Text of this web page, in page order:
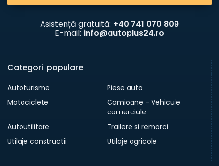
Asistență gratuită: +40 741 070 809
E-mail: info@autoplus24.ro
Categorii populare
Autoturisme
Piese auto
Motociclete
Camioane - Vehicule
comerciale
Autoutilitare
Trailere si remorci
Utilaje constructii
Utilaje agricole